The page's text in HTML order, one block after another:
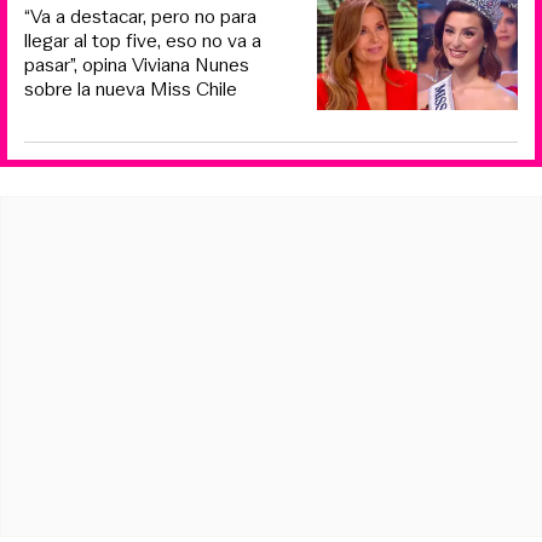
“Va a destacar, pero no para
llegar al top five, eso no va a
pasar”, opina Viviana Nunes
sobre la nueva Miss Chile